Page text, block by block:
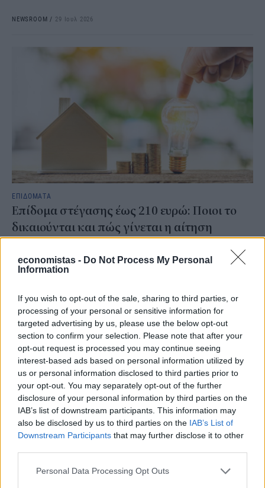
economistas - Do Not Process My Personal
Information
If you wish to opt-out of the sale, sharing to third parties, or
processing of your personal or sensitive information for
targeted advertising by us, please use the below opt-out
section to confirm your selection. Please note that after your
opt-out request is processed you may continue seeing
interest-based ads based on personal information utilized by
us or personal information disclosed to third parties prior to
your opt-out. You may separately opt-out of the further
disclosure of your personal information by third parties on the
IAB’s list of downstream participants. This information may
also be disclosed by us to third parties on the IAB’s List of
Downstream Participants that may further disclose it to other
Personal Data Processing Opt Outs
NEWSROOM / 29 Ιουλ 2026
ΕΠΙΔΟΜΑΤΑ
Επίδομα στέγασης έως 210 ευρώ: Ποιοι το
δικαιούνται και πώς γίνεται η αίτηση
NEWSROOM/29 Ιουλ 2026
ΕΠΙΔΟΜΑΤΑ
πλατφόρμα – Η προθεσμία για την αίτηση